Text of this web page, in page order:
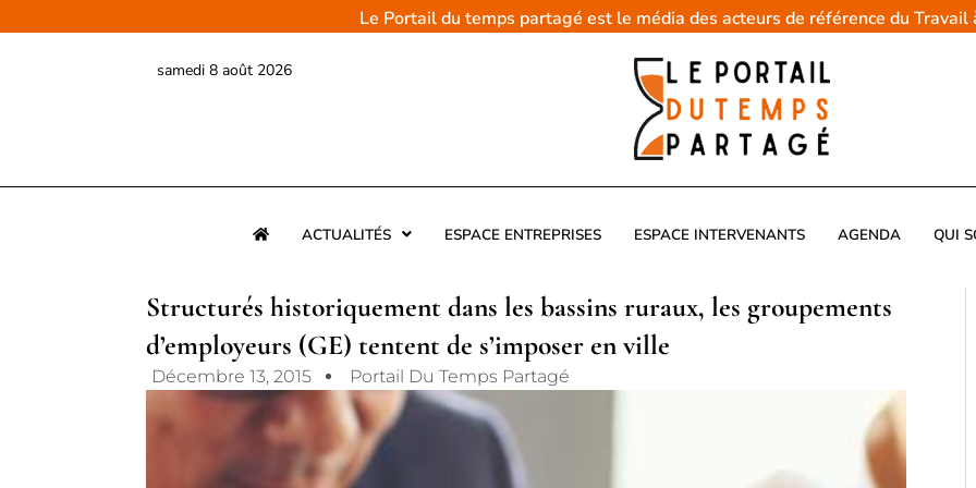
au
Le Portail du temps partagé est le média des acteurs de référence du
samedi 8 août 2026
ACTUALITÉS ESPACE ENTREPRISES ESPACE INTERVENANTS AGENDA QUI
Structurés historiquement dans les bassins ruraux, les groupements
d’employeurs (GE) tentent de s’imposer en ville
Décembre 13, 2015 Portail Du Temps Partagé